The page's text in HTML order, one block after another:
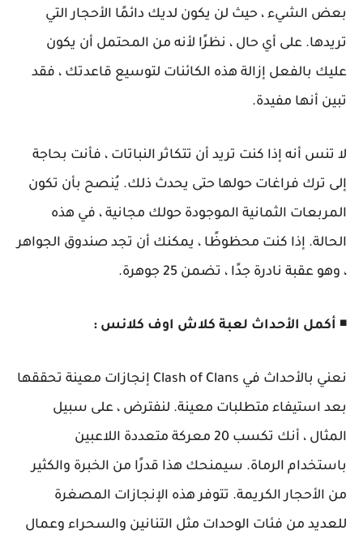
بعض الشيء ، حيث لن يكون لديك دائمًا الأحجار التي
تريدها. على أي حال ، نظرًا لأنه من المحتمل أن يكون
عليك بالفعل إزالة هذه الكائنات لتوسيع قاعدتك ، فقد
تبين أنها مفيدة.
لا تنس أنه إذا كنت تريد أن تتكاثر النباتات ، فأنت بحاجة
إلى ترك فراغات حولها حتى يحدث ذلك. يُنصح بأن تكون
المربعات الثمانية الموجودة حولك مجانية ، في هذه
الحالة. إذا كنت محظوظًا ، يمكنك أن تجد صندوق الجواهر
، وهو عقبة نادرة جدًا ، تضمن 25 جوهرة.
◾ أكمل الأحداث لعبة كلاش اوف كلانس :
نعني بالأحداث في Clash of Clans إنجازات معينة تحققها
بعد استيفاء متطلبات معينة. لنفترض ، على سبيل
المثال ، أنك تكسب 20 معركة متعددة اللاعبين
باستخدام الرماة. سيمنحك هذا قدرًا من الخبرة والكثير
من الأحجار الكريمة. تتوفر هذه الإنجازات المصغرة
للعديد من فئات الوحدات مثل التنانين والسحراء وعمال